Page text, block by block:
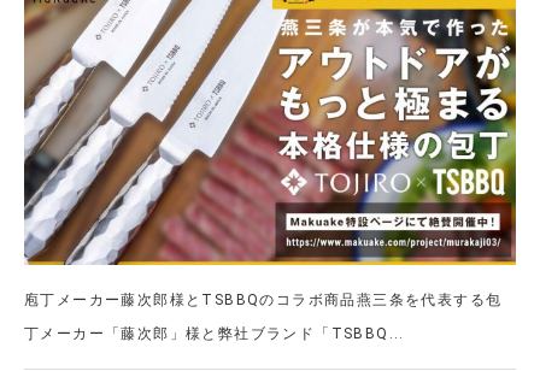
庖丁メーカー藤次郎様とTSBBQのコラボ商品燕三条を代表する包
丁メーカー「藤次郎」様と弊社ブランド「TSBBQ...